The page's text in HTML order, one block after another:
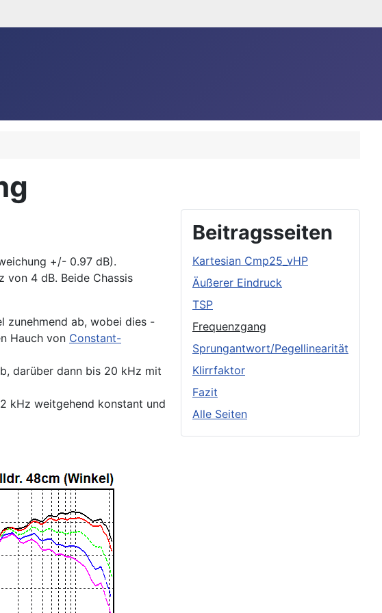
Beitragsseiten
Kartesian Cmp25_vHP
Äußerer Eindruck
TSP
Frequenzgang
Sprungantwort/Pegellinearität
Klirrfaktor
Fazit
Alle Seiten
+/- 0.97 dB).
von 4 dB. Beide Chassis
zunehmend ab, wobei dies -
Hauch von Constant-
darüber dann bis 20 kHz mit
kHz weitgehend konstant und